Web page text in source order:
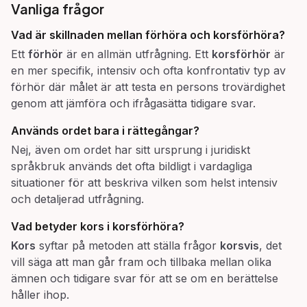
Vanliga frågor
Vad är skillnaden mellan förhöra och korsförhöra?
Ett förhör är en allmän utfrågning. Ett korsförhör är
en mer specifik, intensiv och ofta konfrontativ typ av
förhör där målet är att testa en persons trovärdighet
genom att jämföra och ifrågasätta tidigare svar.
Används ordet bara i rättegångar?
Nej, även om ordet har sitt ursprung i juridiskt
språkbruk används det ofta bildligt i vardagliga
situationer för att beskriva vilken som helst intensiv
och detaljerad utfrågning.
Vad betyder kors i korsförhöra?
Kors syftar på metoden att ställa frågor korsvis, det
vill säga att man går fram och tillbaka mellan olika
ämnen och tidigare svar för att se om en berättelse
håller ihop.